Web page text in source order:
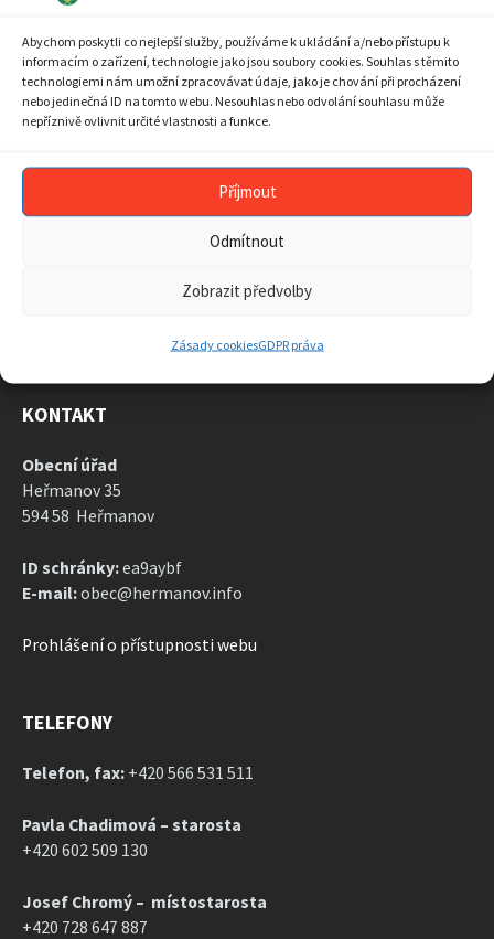
Abychom poskytli co nejlepší služby, používáme k ukládání a/nebo přístupu k
informacím o zařízení, technologie jako jsou soubory cookies. Souhlas s těmito
technologiemi nám umožní zpracovávat údaje, jako je chování při procházení
nebo jedinečná ID na tomto webu. Nesouhlas nebo odvolání souhlasu může
nepříznivě ovlivnit určité vlastnosti a funkce.
Příjmout
Odmítnout
Zobrazit předvolby
Zásady cookiesGDPR práva
17
18 19 20 21 22
23
24
25 26 27 28 29
30
31
1 2 3
to
ARCHIV AKTUALIT
KONTAKT
Obecní úřad
Heřmanov 35
594 58 Heřmanov
ID schránky:ea9aybf
E-mail:obec@hermanov.info
Prohlášení o přístupnosti webu
TELEFONY
Telefon, fax: +420 566 531 511
Pavla Chadimová – starosta
+420 602 509 130
Josef Chromý – místostarosta
+420 728 647 887